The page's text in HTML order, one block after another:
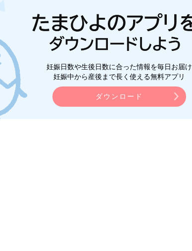
妊娠日数や生後日数に合った情報を毎日お届け
妊娠中から産後まで長く使える無料アプリ
ダウンロード